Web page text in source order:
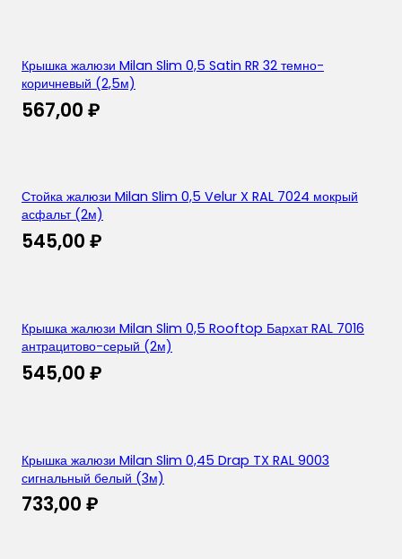
Крышка жалюзи Milan Slim 0,5 Satin RR 32 темно-
коричневый (2,5м)
567,00 ₽
Стойка жалюзи Milan Slim 0,5 Velur X RAL 7024 мокрый
асфальт (2м)
545,00 ₽
Крышка жалюзи Milan Slim 0,5 Rooftop Бархат RAL 7016
антрацитово-серый (2м)
545,00 ₽
Крышка жалюзи Milan Slim 0,45 Drap TX RAL 9003
сигнальный белый (3м)
733,00 ₽